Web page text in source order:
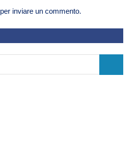
inviare un commento.